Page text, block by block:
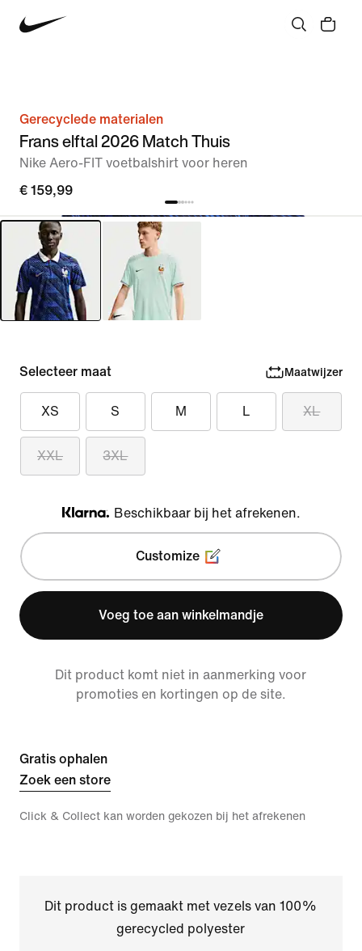
Gerecyclede materialen
Frans elftal 2026 Match Thuis
Nike Aero-FIT voetbalshirt voor heren
€ 159,99
Selecteer maat Maatwijzer
XS S M L XL
XXL 3XL
Klarna
Beschikbaar bij het afrekenen.
Customize
Voeg toe aan winkelmandje
Dit product komt niet in aanmerking voor
promoties en kortingen op de site.
Gratis ophalen
Zoek een store
Click & Collect kan worden gekozen bij het afrekenen
Dit product is gemaakt met vezels van 100%
gerecycled polyester